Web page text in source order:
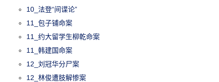
10_法登“间谍论”
11_包子铺命案
11_约大留学生柳乾命案
11_韩建国命案
12_刘冠华分尸案
12_林俊遭肢解惨案